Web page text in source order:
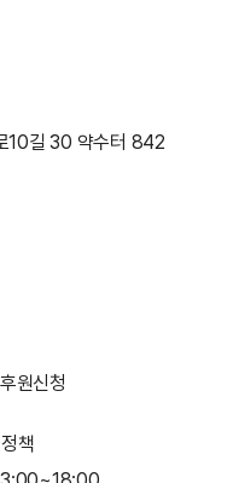
10길 30 약수터 842
원신청
책